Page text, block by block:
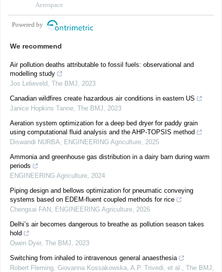
jetting
Aerospace
Powered by
We recommend
Air pollution deaths attributable to fossil fuels: observational and
modelling study
Jos Lelieveld
The BMJ
2023
Canadian wildfires create hazardous air conditions in eastern US
Janice Hopkins Tanne The BMJ
2023
Aeration system optimization for a deep bed dryer for paddy grain
using computational fluid analysis and the AHP-TOPSIS method
Diswandi NURBA
ENGINEERING Agriculture 2025
Ammonia and greenhouse gas distribution in a dairy barn during warm
periods
ENGINEERING Agriculture 2024
Piping design and bellows optimization for pneumatic conveying
systems based on EDEM-fluent coupled methods for rice
Chengsai FAN
ENGINEERING Agriculture 2026
Delhi’s air becomes dangerous to breathe as pollution season takes
hold
Owen Dyer, The BMJ
2023
Switching from inhaled to intravenous general anaesthesia
Robert Fleming, Giovanna Kossakowska, A.P. Trivedi, et al.
The BMJ